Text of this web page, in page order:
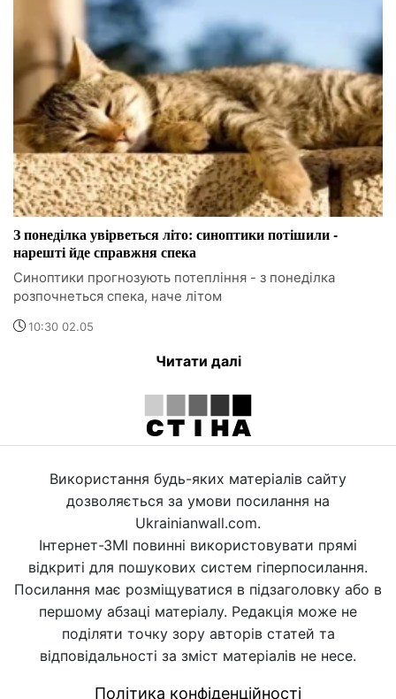
З понеділка увірветься літо: синоптики потішили -
нарешті йде справжня спека
Синоптики прогнозують потепління - з понеділка
розпочнеться спека, наче літом
10:30 02.05
Читати далі
Використання будь-яких матеріалів сайту
дозволяється за умови посилання на
Ukrainianwall.com.
Інтернет-ЗМІ повинні використовувати прямі
відкриті для пошукових систем гіперпосилання.
Посилання має розміщуватися в підзаголовку або в
першому абзаці матеріалу. Редакція може не
поділяти точку зору авторів статей та
відповідальності за зміст матеріалів не несе.
Політика конфіденційності